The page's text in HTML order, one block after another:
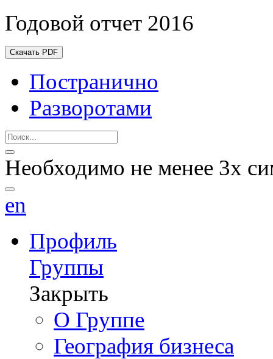
Годовой отчет 2016
Скачать PDF
Постранично
Разворотами
Необходимо не менее 3х
en
Профиль
Группы
Закрыть
О Группе
География бизнеса